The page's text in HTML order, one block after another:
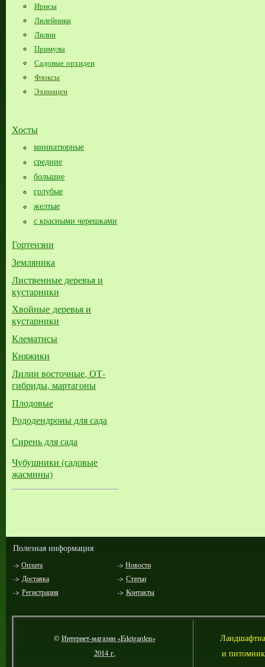
Ирисы
Лилейники
Лилии
Примулы
Садовые орхидеи
Флоксы
Эхинацеи
Хосты
миниатюрные
средние
большие​
голубые
желтые
с красными черешками
Гортензии
Земляника
Лиственные деревья и
кустарники
Хвойные деревья и
кустарники
Клематисы
Княжики
Лилии восточные, ОТ-
гибриды, мартагоны
Плодовые
Рододендроны для сада
Сирень для сада
Чубушники (садовые
жасмины)
Полезная информация
-> Оплата -> Новости
-> Доставка -> Статьи
-> Регистрация -> Контакты
©Интернет-магазин «Edelgarden»
2014 г.
Л
и питомник